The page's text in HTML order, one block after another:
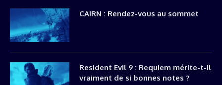
CAIRN : Rendez-vous au sommet
Resident Evil 9 : Requiem mérite-t-il
vraiment de si bonnes notes ?